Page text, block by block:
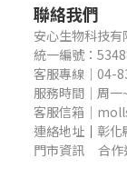
聯絡我們
安心生物科技有
統一編號：
客服專線｜04-
服務時間｜周一
客服信箱｜
連絡地址 ｜ 彰化
門市資訊 合